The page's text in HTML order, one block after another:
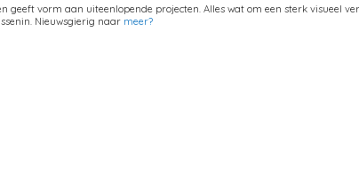
geeft vorm aan uiteenlopende projecten. Alles wat om een sterk visueel
Nieuwsgierig naar meer?